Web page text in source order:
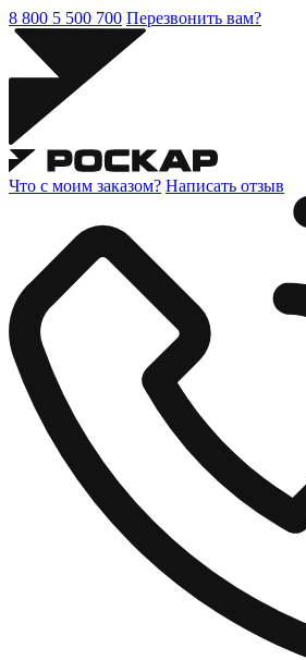
8 800 5 500 700 Перезвонить вам?
Что с моим заказом? Написать отзыв